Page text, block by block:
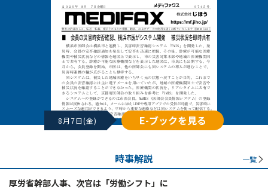
8月7日(金) E-ブックを見る
時事解説 一覧
厚労省幹部人事、次官は「労働シフト」に